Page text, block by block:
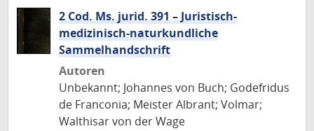
2 Cod. Ms. jurid. 391 – Juristisch-
medizinisch-naturkundliche
Sammelhandschrift
Autoren
Unbekannt; Johannes von Buch; Godefridus
de Franconia; Meister Albrant; Volmar;
Walthisar von der Wage